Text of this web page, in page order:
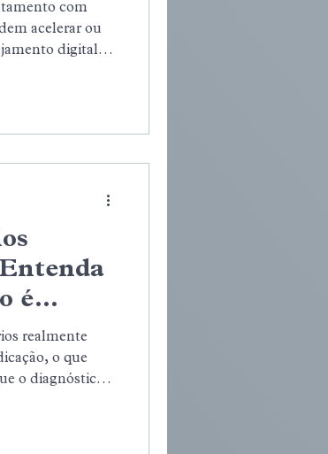
com
acelerar ou
digital, a
é
realmente
o que
o diagnóstico